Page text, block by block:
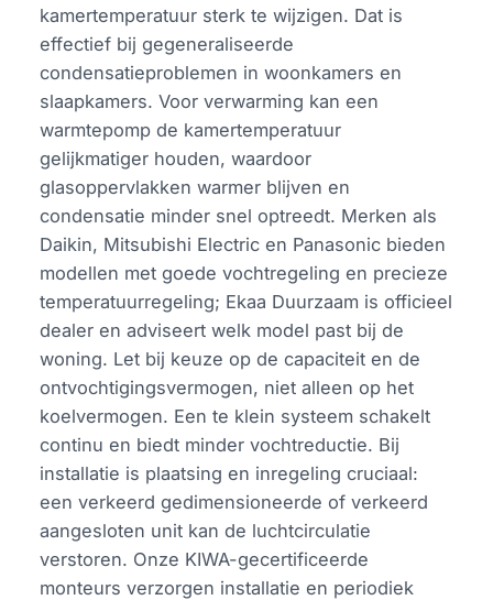
kamertemperatuur sterk te wijzigen. Dat is
effectief bij gegeneraliseerde
condensatieproblemen in woonkamers en
slaapkamers. Voor verwarming kan een
warmtepomp de kamertemperatuur
gelijkmatiger houden, waardoor
glasoppervlakken warmer blijven en
condensatie minder snel optreedt. Merken als
Daikin, Mitsubishi Electric en Panasonic bieden
modellen met goede vochtregeling en precieze
temperatuurregeling; Ekaa Duurzaam is officieel
dealer en adviseert welk model past bij de
woning. Let bij keuze op de capaciteit en de
ontvochtigingsvermogen, niet alleen op het
koelvermogen. Een te klein systeem schakelt
continu en biedt minder vochtreductie. Bij
installatie is plaatsing en inregeling cruciaal:
een verkeerd gedimensioneerde of verkeerd
aangesloten unit kan de luchtcirculatie
verstoren. Onze KIWA-gecertificeerde
monteurs verzorgen installatie en periodiek